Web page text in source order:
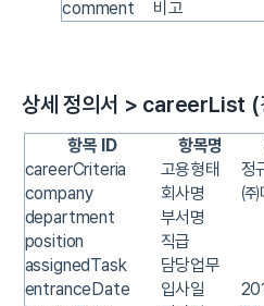
comment 비고
상세 정의서 > careerList (
항목 ID 항목명
careerCriteria
고용형태 정
company
회사명 ㈜
department
부서명
position
직급
assignedTask
담당업무
entranceDate
입사일